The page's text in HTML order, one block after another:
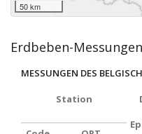
50 km
Erdbeben-Messungen
MESSUNGEN DES
Station